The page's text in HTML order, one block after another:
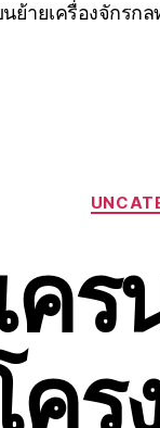
ย้ายเครื่องจักรกล
ค
ร